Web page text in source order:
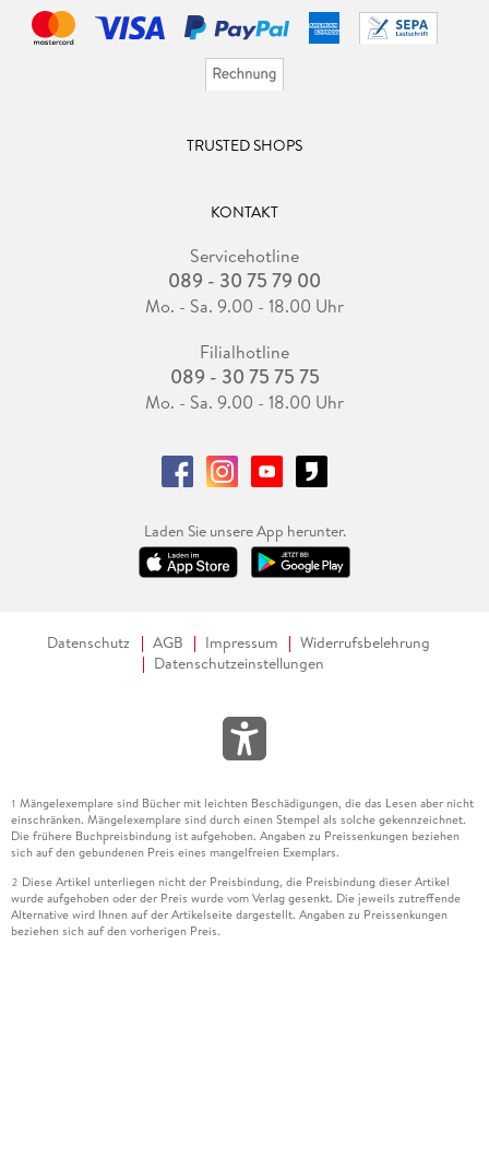
TRUSTED SHOPS
KONTAKT
Servicehotline
089 - 30 75 79 00
Mo. - Sa. 9.00 - 18.00 Uhr
Filialhotline
089 - 30 75 75 75
Mo. - Sa. 9.00 - 18.00 Uhr
Laden Sie unsere App herunter.
Datenschutz AGB Impressum
Widerrufsbelehrung
Datenschutzeinstellungen
1 Mängelexemplare sind Bücher mit leichten Beschädigungen, die das Lesen aber nicht
einschränken. Mängelexemplare sind durch einen Stempel als solche gekennzeichnet.
Die frühere Buchpreisbindung ist aufgehoben. Angaben zu Preissenkungen beziehen
sich auf den gebundenen Preis eines mangelfreien Exemplars.
2 Diese Artikel unterliegen nicht der Preisbindung, die Preisbindung dieser Artikel
wurde aufgehoben oder der Preis wurde vom Verlag gesenkt. Die jeweils zutreffende
Alternative wird Ihnen auf der Artikelseite dargestellt. Angaben zu Preissenkungen
beziehen sich auf den vorherigen Preis.